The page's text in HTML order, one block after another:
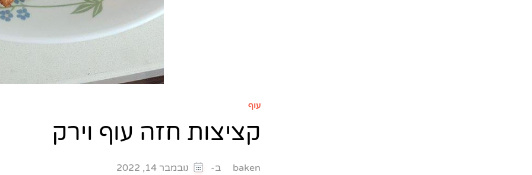
עוף
קציצות חזה עוף וירק
baken ב- נובמבר 14, 2022